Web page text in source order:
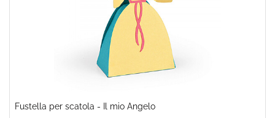
Fustella per scatola - Il mio Angelo